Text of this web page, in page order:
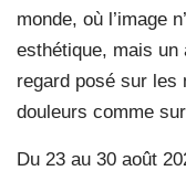
monde, où l’image
esthétique, mais
regard posé sur
douleurs comme
Du 23 au 30 août